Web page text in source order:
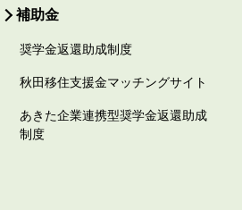
補助金
奨学金返還助成制度
秋田移住支援金マッチングサイト
あきた企業連携型奨学金返還助成
制度